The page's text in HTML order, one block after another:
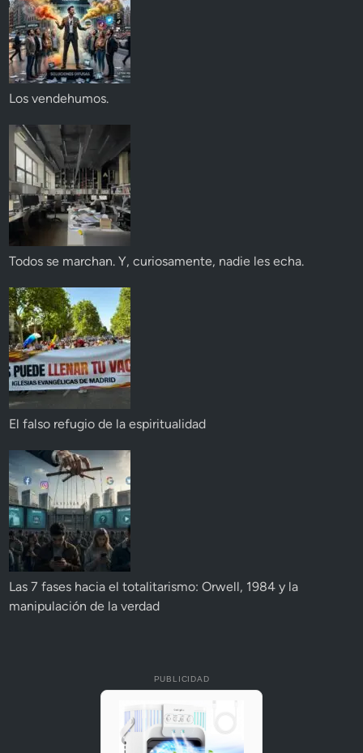
Los vendehumos.
Todos se marchan. Y, curiosamente, nadie les echa.
El falso refugio de la espiritualidad
Las 7 fases hacia el totalitarismo: Orwell, 1984 y la
manipulación de la verdad
PUBLICIDAD